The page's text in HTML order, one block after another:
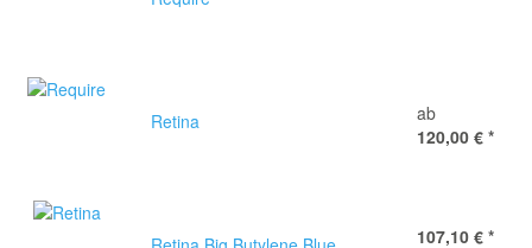
Retina
ab
120,00 € *
107,10 € *